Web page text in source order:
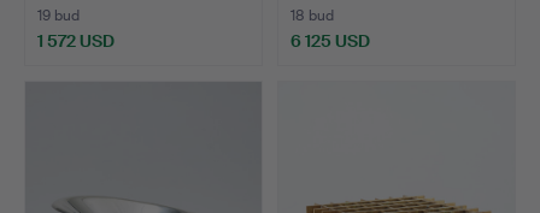
19 bud
1 572 USD
18 bud
6 125 USD